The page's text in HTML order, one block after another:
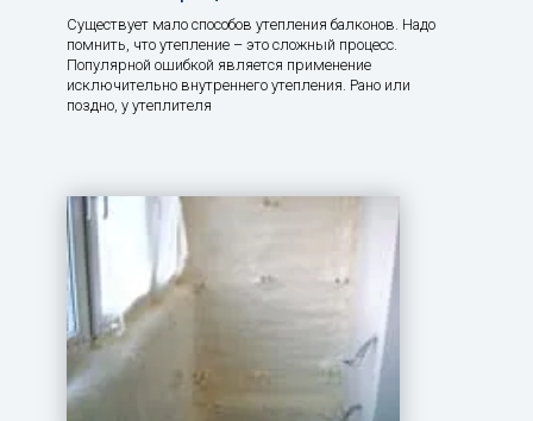
Существует мало способов утепления балконов. Надо
помнить, что утепление – это сложный процесс.
Популярной ошибкой является применение
исключительно внутреннего утепления. Рано или
поздно, у утеплителя